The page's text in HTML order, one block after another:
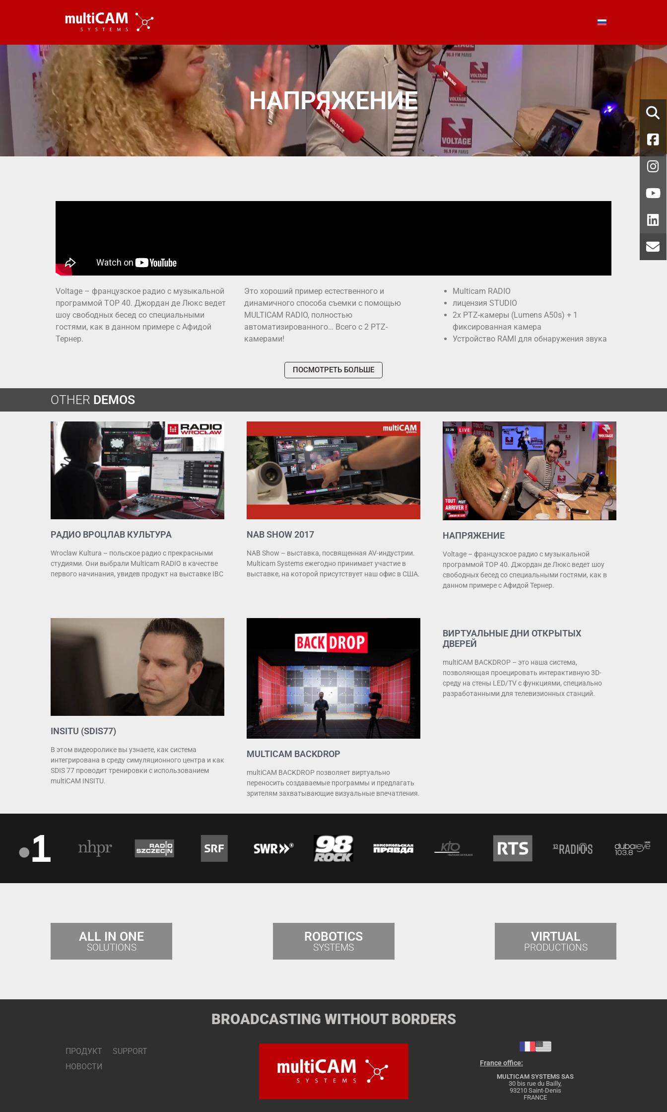
НАПРЯЖЕНИЕ
Voltage – французское радио с музыкальной
программой TOP 40. Джордан де Люкс ведет
шоу свободных бесед со специальными
гостями, как в данном примере с Афидой
Тернер.
Это хороший пример естественного и
динамичного способа съемки с помощью
MULTICAM RADIO, полностью
автоматизированного… Всего с 2 PTZ-
камерами!
Multicam RADIO
лицензия STUDIO
2x PTZ-камеры (Lumens A50s) + 1
фиксированная камера
Устройство RAMI для обнаружения звука
ПОСМОТРЕТЬ БОЛЬШЕ
OTHER DEMOS
РАДИО ВРОЦЛАВ КУЛЬТУРА
Wroclaw Kultura – польское радио с прекрасными
студиями. Они выбрали Multicam RADIO в качестве
первого начинания, увидев продукт на выставке IBC
NAB SHOW 2017
NAB Show – выставка, посвященная AV-индустрии.
Multicam Systems ежегодно принимает участие в
выставке, на которой присутствует наш офис в США.
НАПРЯЖЕНИЕ
Voltage – французское радио с музыкальной
программой TOP 40. Джордан де Люкс ведет шоу
свободных бесед со специальными гостями, как в
данном примере с Афидой Тернер.
INSITU (SDIS77)
В этом видеоролике вы узнаете, как система
интегрирована в среду симуляционного центра и как
SDIS 77 проводит тренировки с использованием
multiCAM INSITU.
MULTICAM BACKDROP
multiCAM BACKDROP позволяет виртуально
переносить создаваемые программы и предлагать
зрителям захватывающие визуальные впечатления.
ВИРТУАЛЬНЫЕ ДНИ ОТКРЫТЫХ
ДВЕРЕЙ
multiCAM BACKDROP – это наша система,
позволяющая проецировать интерактивную 3D-
среду на стены LED/TV с функциями, специально
разработанными для телевизионных станций.
ALL IN ONE
SOLUTIONS
ROBOTICS
SYSTEMS
VIRTUAL
PRODUCTIONS
BROADCASTING WITHOUT BORDERS
ПРОДУКТ
НОВОСТИ
SUPPORT
France office:
MULTICAM SYSTEMS SAS
30 bis rue du Bailly,
93210 Saint-Denis
FRANCE